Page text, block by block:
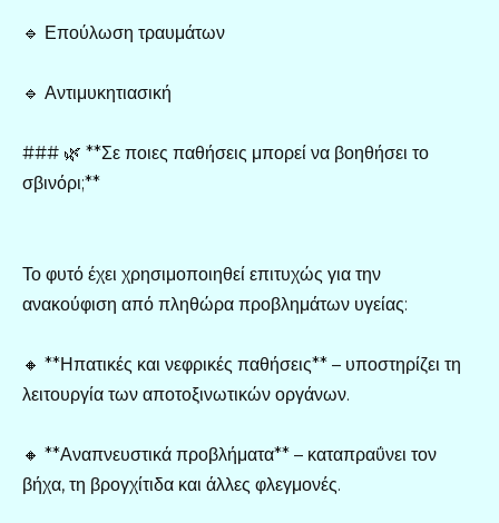
🔹 Επούλωση τραυμάτων
🔹 Αντιμυκητιασική
### 🌿 **Σε ποιες παθήσεις μπορεί να βοηθήσει το
σβινόρι;**
Το φυτό έχει χρησιμοποιηθεί επιτυχώς για την
ανακούφιση από πληθώρα προβλημάτων υγείας:
🔸 **Ηπατικές και νεφρικές παθήσεις** – υποστηρίζει τη
λειτουργία των αποτοξινωτικών οργάνων.
🔸 **Αναπνευστικά προβλήματα** – καταπραΰνει τον
βήχα, τη βρογχίτιδα και άλλες φλεγμονές.